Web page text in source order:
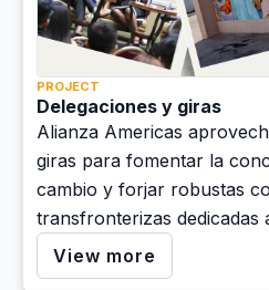
PROJECT
Delegaciones y giras
Alianza Americas
giras para fomentar la
cambio y forjar robustas
transfronterizas dedicadas
futuro mejor en las
View more